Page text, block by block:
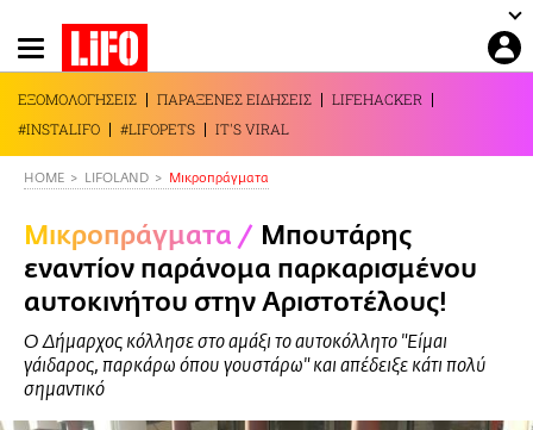
Παράκαμψη
προς
το
κυρίως
περιεχόμενο
ΕΞΟΜΟΛΟΓΗΣΕΙΣ ΠΑΡΑΞΕΝΕΣ ΕΙΔΗΣΕΙΣ
LIFEHACKER
#INSTALIFO
#LIFOPETS IT'S VIRAL
HOME LIFOLAND Mικροπράγματα
Mικροπράγματα / Μπουτάρης
εναντίον παράνομα παρκαρισμένου
αυτοκινήτου στην Αριστοτέλους!
Ο Δήμαρχος κόλλησε στο αμάξι το αυτοκόλλητο "Είμαι
γάιδαρος, παρκάρω όπου γουστάρω" και απέδειξε κάτι πολύ
σημαντικό